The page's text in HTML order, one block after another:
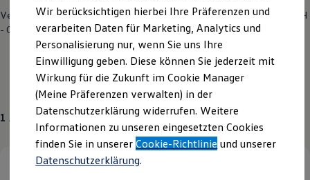
Bulli Historie
Branchenlösungen & Gewerbekunden
Umbaulösungen und Hersteller finden
Auf- und Umbauten entdecken & konfigurieren
Groß- und Sonderkunden
Großkunden
Kommunen & Behörden
Journalisten
Sportvereine
Branchenlösungen
Bau & Handwerk
Gewerbliche Personenbeförderung
Service & mobile Werkstätten
Kurier, Logistik & Handel
Verantwortlich für die Inhalte auf dieser Seite ist die AVP Autoland GmbH
- Co. KG
(Impressum & Rechtliches)
Gebrauchtwagen
1 Angebot
Wir berücksichtigen hierbei Ihre Präferenzen und
verarbeiten Daten für Marketing, Analytics und
Personalisierung nur, wenn Sie uns Ihre
Einwilligung geben. Diese können Sie jederzeit mit
Wirkung für die Zukunft im Cookie Manager
(Meine Präferenzen verwalten) in der
Datenschutzerklärung widerrufen. Weitere
Informationen zu unseren eingesetzten Cookies
finden Sie in unsererCookie-Richtlinie und unserer
Datenschutzerklärung.